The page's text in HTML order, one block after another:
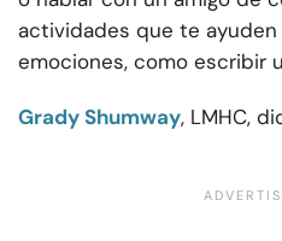
actividades que te ayuden
emociones, como escribir
Grady Shumway, LMHC,